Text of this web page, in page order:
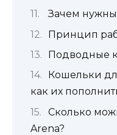
Зачем нужны
Принцип
Подводные
Кошельки
как их
Сколько
Arena?